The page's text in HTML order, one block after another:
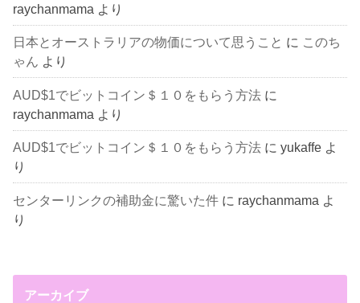
raychanmama より
日本とオーストラリアの物価について思うこと に このち
ゃん より
AUD$1でビットコイン＄１０をもらう方法 に
raychanmama より
AUD$1でビットコイン＄１０をもらう方法 にyukaffe よ
り
センターリンクの補助金に驚いた件 に raychanmama よ
り
アーカイブ